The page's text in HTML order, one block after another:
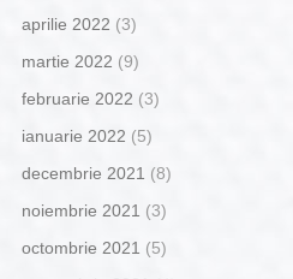
aprilie 2022 (3)
martie 2022 (9)
februarie 2022 (3)
ianuarie 2022 (5)
decembrie 2021 (8)
noiembrie 2021 (3)
octombrie 2021 (5)